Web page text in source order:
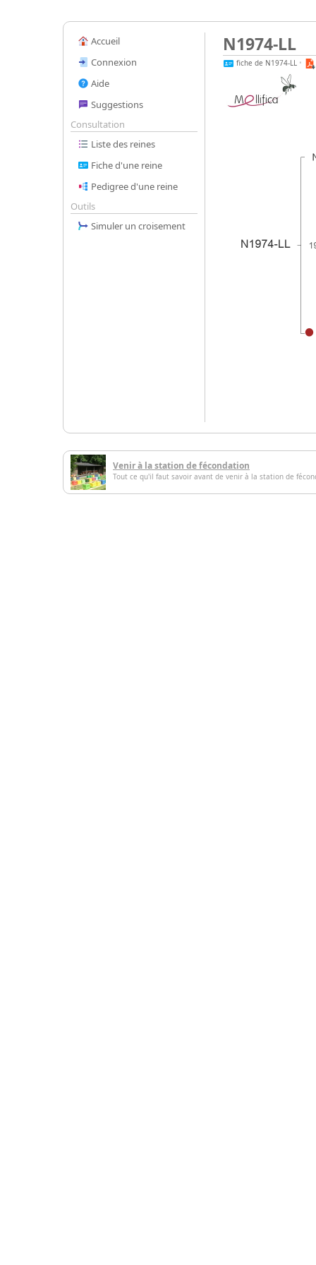
Accueil
Connexion
Aide
Suggestions
Consultation
Liste des reines
Fiche d'une reine
Pedigree d'une reine
Outils
Simuler un croisement
N1974-LL
fiche de N1974-LL •
Venir à la station de fécondation
Tout ce qu'il faut savoir avant de venir à la station de